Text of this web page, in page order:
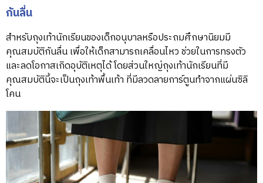
กันลื่น
สำหรับถุงเท้านักเรียนของเด็กอนุบาลหรือประถมศึกษานิยมมี
คุณสมบัติกันลื่น เพื่อให้เด็กสามารถเคลื่อนไหว ช่วยในการทรงตัว
และลดโอกาสเกิดอุบัติเหตุได้ โดยส่วนใหญ่ถุงเท้านักเรียนที่มี
คุณสมบัตินี้จะเป็นถุงเท้าพื้นเท้า ที่มีลวดลายการ์ตูนทำจากแผ่นซิลิ
โคน